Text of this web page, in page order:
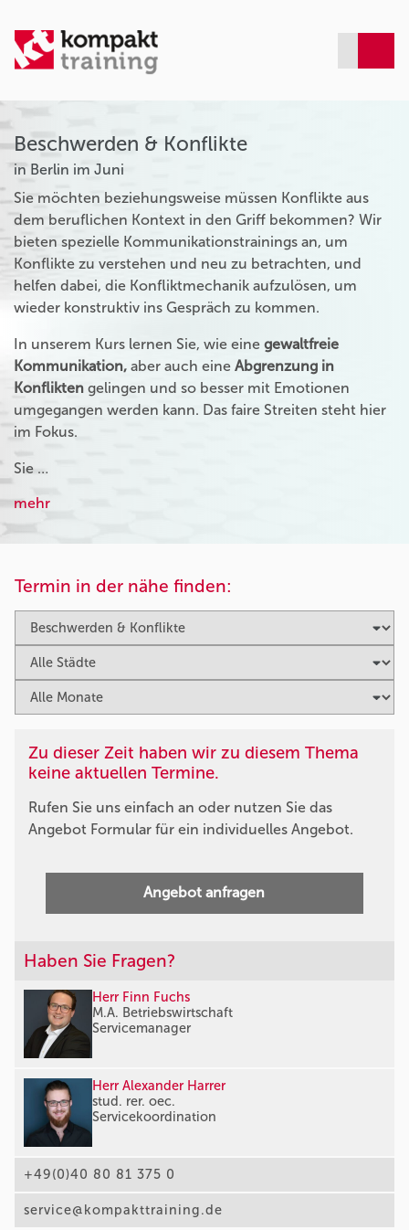
Beschwerden & Konflikte
in Berlin im Juni
Sie möchten beziehungsweise müssen Konflikte aus
dem beruflichen Kontext in den Griff bekommen? Wir
bieten spezielle Kommunikationstrainings an, um
Konflikte zu verstehen und neu zu betrachten, und
helfen dabei, die Konfliktmechanik aufzulösen, um
wieder konstruktiv ins Gespräch zu kommen.
In unserem Kurs lernen Sie, wie eine gewaltfreie
Kommunikation, aber auch eine Abgrenzung in
Konflikten gelingen und so besser mit Emotionen
umgegangen werden kann. Das faire Streiten steht hier
im Fokus.
Sie …
mehr
Termin in der nähe finden:
Zu dieser Zeit haben wir zu diesem Thema
keine aktuellen Termine.
Rufen Sie uns einfach an oder nutzen Sie das
Angebot Formular für ein individuelles Angebot.
Angebot anfragen
Haben Sie Fragen?
Herr Finn Fuchs
M.A. Betriebswirtschaft
Servicemanager
Herr Alexander Harrer
stud. rer. oec.
Servicekoordination
+49(0)40 80 81 375 0
service@kompakttraining.de